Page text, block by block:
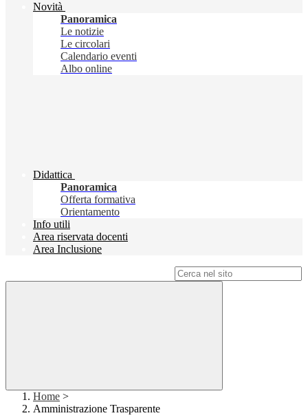
Novità
Panoramica
Le notizie
Le circolari
Calendario eventi
Albo online
Didattica
Panoramica
Offerta formativa
Orientamento
Info utili
Area riservata docenti
Area Inclusione
Home >
Amministrazione Trasparente